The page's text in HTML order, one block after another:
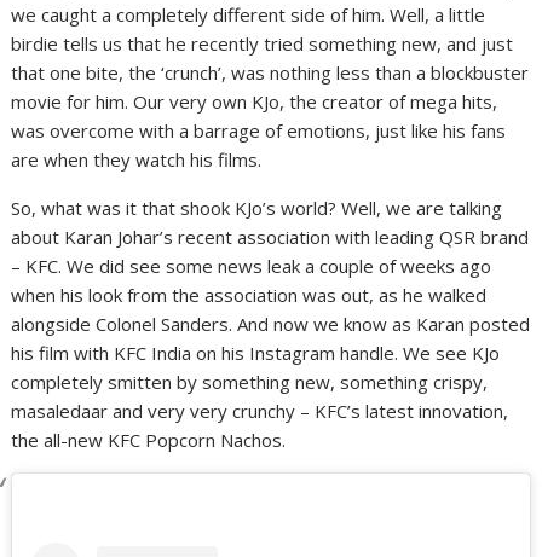
we caught a completely different side of him. Well, a little
birdie tells us that he recently tried something new, and just
that one bite, the ‘crunch’, was nothing less than a blockbuster
movie for him. Our very own KJo, the creator of mega hits,
was overcome with a barrage of emotions, just like his fans
are when they watch his films.
So, what was it that shook KJo’s world? Well, we are talking
about Karan Johar’s recent association with leading QSR brand
– KFC. We did see some news leak a couple of weeks ago
when his look from the association was out, as he walked
alongside Colonel Sanders. And now we know as Karan posted
his film with KFC India on his Instagram handle. We see KJo
completely smitten by something new, something crispy,
masaledaar and very very crunchy – KFC’s latest innovation,
the all-new KFC Popcorn Nachos.